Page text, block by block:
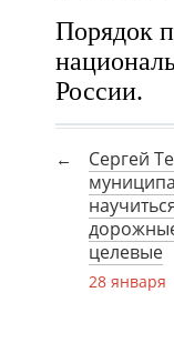
Порядок
России.
Сергей
целевые
28 января